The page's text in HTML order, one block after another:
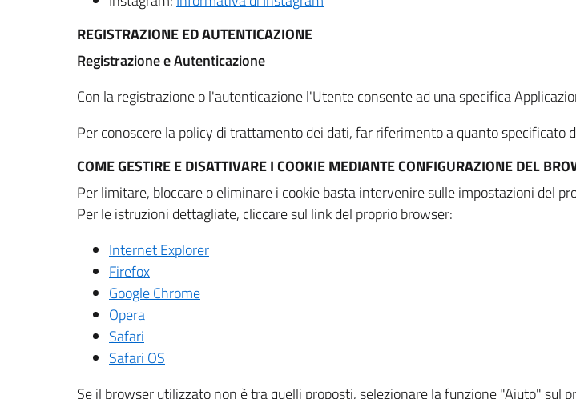
REGISTRAZIONE ED AUTENTICAZIONE
Registrazione e Autenticazione
Con la registrazione o l'autenticazione l'Utente consente ad una specifica
Per conoscere la policy di trattamento dei dati, far riferimento a quanto specificato
COME GESTIRE E DISATTIVARE I COOKIE MEDIANTE CONFIGURAZIONE DEL
Per limitare, bloccare o eliminare i cookie basta intervenire sulle impostazioni del
Per le istruzioni dettagliate, cliccare sul link del proprio browser:
Internet Explorer
Firefox
Google Chrome
Opera
Safari
Safari OS
Se il browser utilizzato non è tra quelli proposti, selezionare la funzione "Aiuto" sul